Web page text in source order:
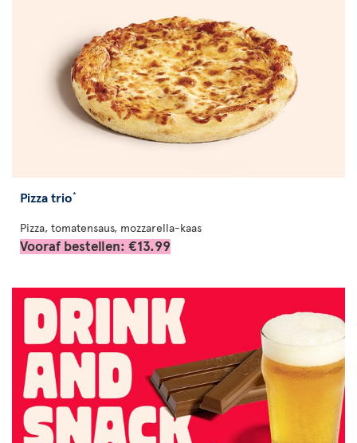
Pizza trio*
Pizza, tomatensaus, mozzarella-kaas
Vooraf bestellen: €13.99